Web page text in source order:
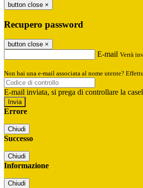
button close ×
Recupero password
button close ×
E-mail Verrà
Non hai una e-mail associata al nome utente?
E-mail inviata, si prega di controllare la
Errore
Chiudi
Successo
Chiudi
Informazione
Chiudi